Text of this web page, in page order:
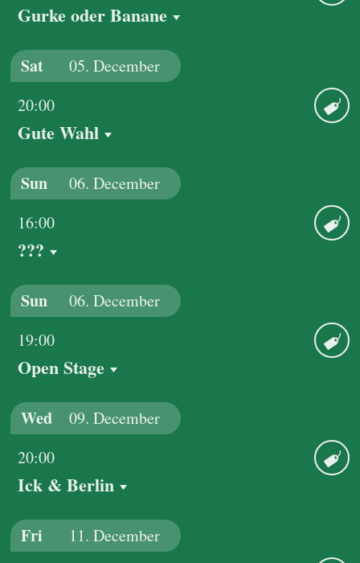
Gurke oder Banane
Sat 05. December
20:00
Gute Wahl
Sun 06. December
16:00
???
Sun 06. December
19:00
Open Stage
Wed 09. December
20:00
Ick & Berlin
Fri 11. December